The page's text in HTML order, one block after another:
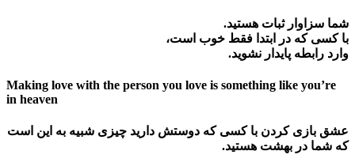
شما سزاوار ثبات هستید.
با کسی که در ابتدا فقط خوب است،
وارد رابطه پایدار نشوید.
Making love with the person you love is something like you’re
in heaven
عشق بازی کردن با کسی که دوستش دارید چیزی شبیه به این است
که شما در بهشت ​​هستید.